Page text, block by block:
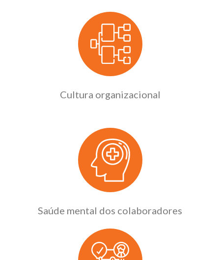
Cultura organizacional
Saúde mental dos colaboradores